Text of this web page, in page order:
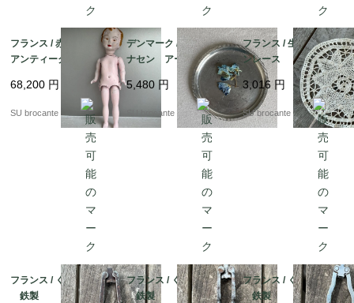
フランス / 赤ちゃんの
アンティークドール
カルトン・ブイイ（紙
パルプ製）
68,200 円
SU brocante
デンマーク / ユストア
ナセン アール・デ
コ コースター小A
ピューター製
5,480 円
SU brocante
フランス / 生成りバテ
ンレース ドイリー
3,016 円
SU brocante
フランス / くるみ割りC
鉄製
フランス / くるみ割りB
鉄製
フランス / くるみ割りA
鉄製